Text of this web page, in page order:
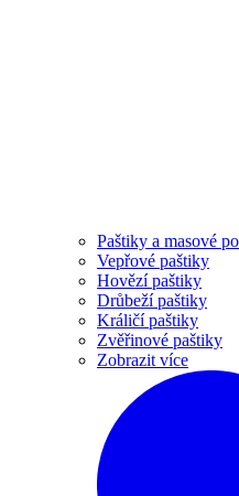
Paštiky a masové
Vepřové paštiky
Hovězí paštiky
Drůbeží paštiky
Králičí paštiky
Zvěřinové paštiky
Zobrazit více